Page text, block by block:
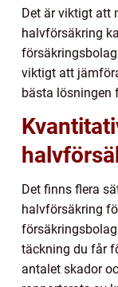
Det är viktigt att
halvförsäkring
viktigt att
bästa lösningen
Det finns flera
halvförsäkring
täckning du får
antalet skador